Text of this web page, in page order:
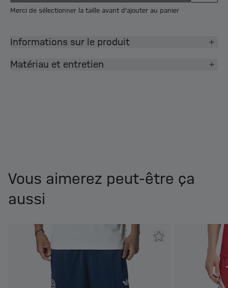
Merci de sélectionner la taille avant d'ajouter au panier
Informations sur le produit
Matériau et entretien
Vous aimerez peut-être ça
aussi